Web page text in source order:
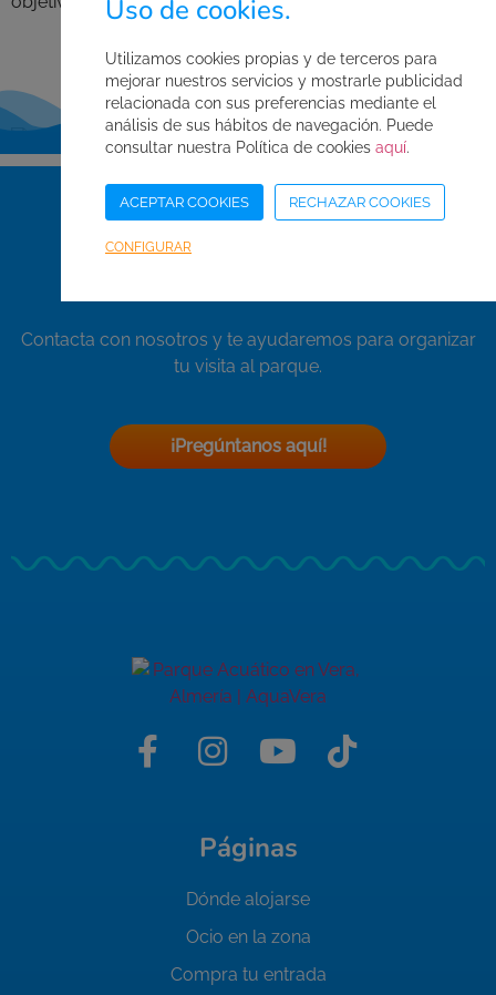
Pídenos presupuesto
¿Tienes alguna duda?
Contacta con nosotros y te ayudaremos para organizar
tu visita al parque.
¡Pregúntanos aquí!
Páginas
Dónde alojarse
Ocio en la zona
Compra tu entrada
Uso de cookies.
Utilizamos cookies propias y de terceros para
mejorar nuestros servicios y mostrarle publicidad
relacionada con sus preferencias mediante el
análisis de sus hábitos de navegación. Puede
consultar nuestra Política de cookies aquí.
ACEPTAR COOKIES RECHAZAR COOKIES
CONFIGURAR